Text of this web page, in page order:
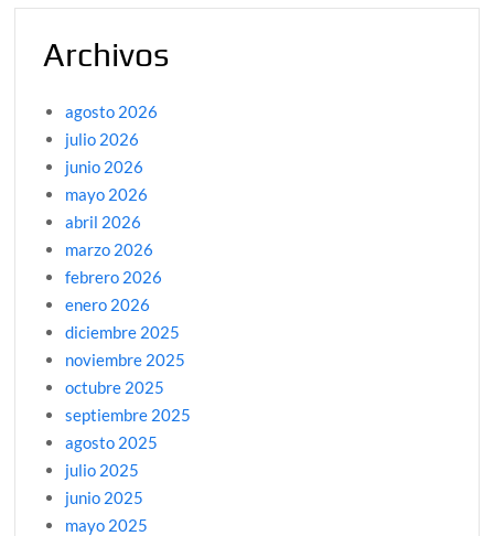
Archivos
agosto 2026
julio 2026
junio 2026
mayo 2026
abril 2026
marzo 2026
febrero 2026
enero 2026
diciembre 2025
noviembre 2025
octubre 2025
septiembre 2025
agosto 2025
julio 2025
junio 2025
mayo 2025